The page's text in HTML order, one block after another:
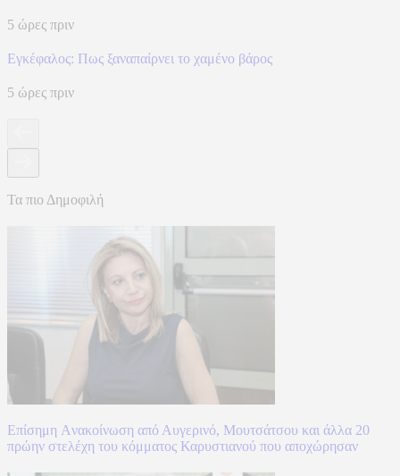
5 ώρες πριν
Eγκέφαλος: Πως ξαναπαίρνει το χαμένο βάρος
5 ώρες πριν
Τα πιο Δημοφιλή
Επίσημη Aνακοίνωση από Αυγερινό, Μουτσάτσου και άλλα 20
πρώην στελέχη του κόμματος Καρυστιανού που αποχώρησαν